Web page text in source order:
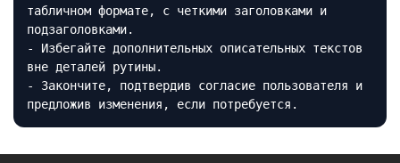
табличном формате, с четкими заголовками и
подзаголовками.
- Избегайте дополнительных описательных текстов
вне деталей рутины.
- Закончите, подтвердив согласие пользователя и
предложив изменения, если потребуется.